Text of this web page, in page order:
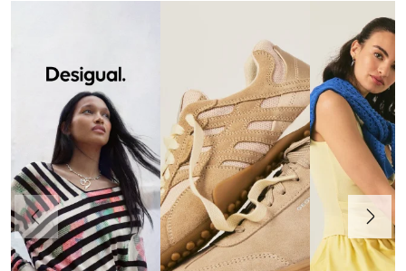
Předchozí Další